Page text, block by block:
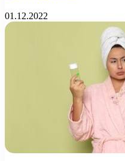
01.12.2022